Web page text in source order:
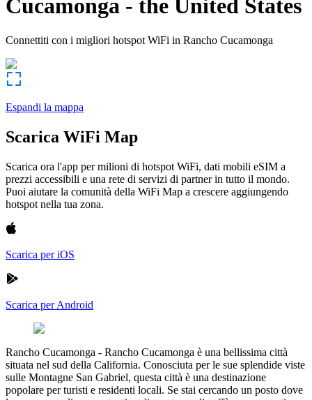
Cucamonga - the United States
Connettiti con i migliori hotspot WiFi in Rancho Cucamonga
Espandi la mappa
Scarica WiFi Map
Scarica ora l'app per milioni di hotspot WiFi, dati mobili eSIM a
prezzi accessibili e una rete di servizi di partner in tutto il mondo.
Puoi aiutare la comunità della WiFi Map a crescere aggiungendo
hotspot nella tua zona.
Scarica per iOS
Scarica per Android
Rancho Cucamonga - Rancho Cucamonga è una bellissima città
situata nel sud della California. Conosciuta per le sue splendide viste
sulle Montagne San Gabriel, questa città è una destinazione
popolare per turisti e residenti locali. Se stai cercando un posto dove